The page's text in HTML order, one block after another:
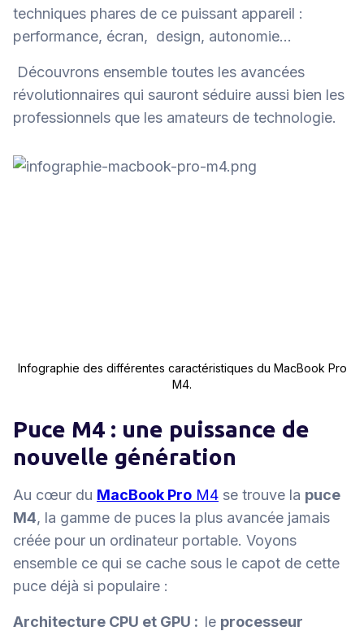
techniques phares de ce puissant appareil :
performance, écran, design, autonomie...
Découvrons ensemble toutes les avancées
révolutionnaires qui sauront séduire aussi bien les
professionnels que les amateurs de technologie.
Infographie des différentes caractéristiques du MacBook Pro
M4.
Puce M4 : une puissance de
nouvelle génération
Au cœur du MacBook Pro M4 se trouve la puce
M4, la gamme de puces la plus avancée jamais
créée pour un ordina­teur portable. Voyons
ensemble ce qui se cache sous le capot de cette
puce déjà si populaire :
Architecture CPU et GPU : le processeur